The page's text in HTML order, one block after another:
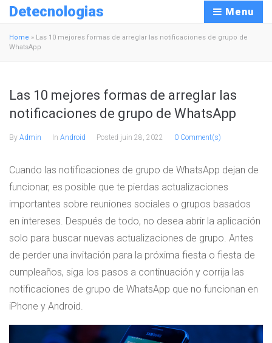
Detecnologias Menu
Home » Las 10 mejores formas de arreglar las notificaciones de grupo de
WhatsApp
Las 10 mejores formas de arreglar las
notificaciones de grupo de WhatsApp
By Admin In Android Posted juin 28, 2022 0 Comment(s)
Cuando las notificaciones de grupo de WhatsApp dejan de
funcionar, es posible que te pierdas actualizaciones
importantes sobre reuniones sociales o grupos basados ​​
en intereses. Después de todo, no desea abrir la aplicación
solo para buscar nuevas actualizaciones de grupo. Antes
de perder una invitación para la próxima fiesta o fiesta de
cumpleaños, siga los pasos a continuación y corrija las
notificaciones de grupo de WhatsApp que no funcionan en
iPhone y Android.